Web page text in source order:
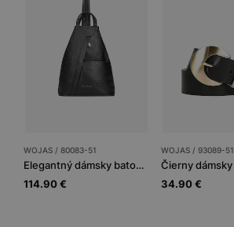
WOJAS / 80083-51
Elegantný dámsky batoh Wojas pre štýlovú ženu
114.90 €
WOJAS / 93089-51
34.90 €